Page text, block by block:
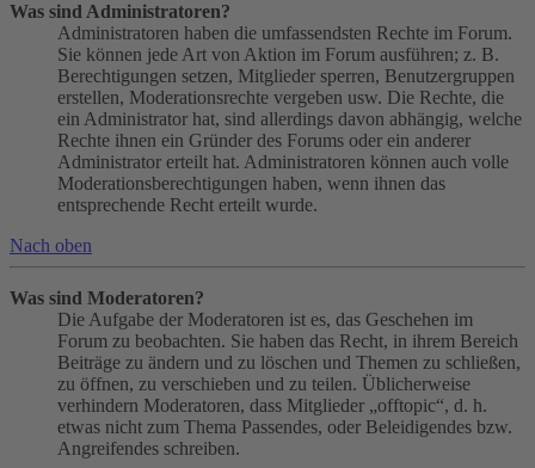
Was sind Administratoren?
Administratoren haben die umfassendsten Rechte im Forum.
Sie können jede Art von Aktion im Forum ausführen; z. B.
Berechtigungen setzen, Mitglieder sperren, Benutzergruppen
erstellen, Moderationsrechte vergeben usw. Die Rechte, die
ein Administrator hat, sind allerdings davon abhängig, welche
Rechte ihnen ein Gründer des Forums oder ein anderer
Administrator erteilt hat. Administratoren können auch volle
Moderationsberechtigungen haben, wenn ihnen das
entsprechende Recht erteilt wurde.
Nach oben
Was sind Moderatoren?
Die Aufgabe der Moderatoren ist es, das Geschehen im
Forum zu beobachten. Sie haben das Recht, in ihrem Bereich
Beiträge zu ändern und zu löschen und Themen zu schließen,
zu öffnen, zu verschieben und zu teilen. Üblicherweise
verhindern Moderatoren, dass Mitglieder „offtopic“, d. h.
etwas nicht zum Thema Passendes, oder Beleidigendes bzw.
Angreifendes schreiben.